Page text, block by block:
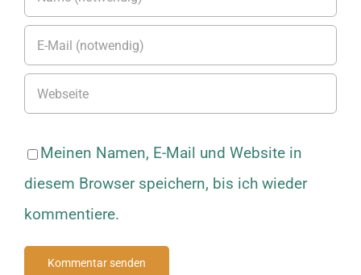
Meinen Namen, E-Mail und Website in
diesem Browser speichern, bis ich wieder
kommentiere.